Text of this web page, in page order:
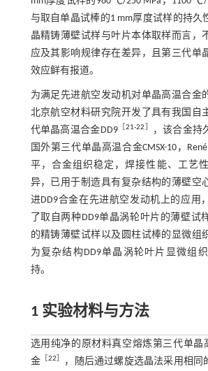
与取自单晶试棒的1 mm厚度试样的持久
晶精铸薄壁试样与叶片本体取样而言，
应及其影响规律存在差异，且第三代单
效应鲜有报道。
为满足先进航空发动机对单晶高温合金
北京航空材料研究院开发了具有我国自
代单晶高温合金DD9［21-22
，该合金持
国外第三代单晶高温合金CMSX-10，
平，合金组织稳定，焊接性能、工艺
异，已用于制造具有复杂结构的薄壁空
进DD9合金在先进航空发动机上的应用
了取自两种DD9单晶涡轮叶片的薄壁试
的精铸薄壁试样以及圆柱试棒的显微组
为复杂结构DD9单晶涡轮叶片显微组
持。
1 实验材料与方法
选用纯净的原材料真空熔炼第三代单晶
金［ 22
，随后通过螺旋选晶法采用相同